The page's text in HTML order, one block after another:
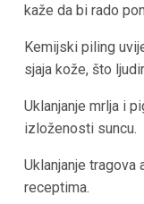
kaže da bi rado
Kemijski piling
sjaja kože, što
Uklanjanje mrlja i
izloženosti suncu.
Uklanjanje tragova
receptima.